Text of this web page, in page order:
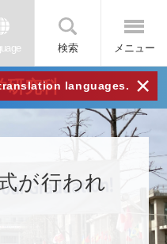
検索 メニュー
languages. ×
研究科
が行われ